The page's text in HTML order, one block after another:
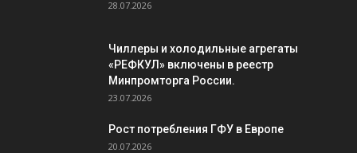
28.07.2026
Чиллеры и холодильные агрегаты
«РЕФКУЛ» включены в реестр
Минпромторга России.
23.07.2026
Рост потребления ГФУ в Европе
20.07.2026